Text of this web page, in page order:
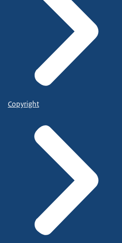
Copyright